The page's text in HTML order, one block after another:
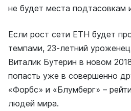
не будет места подтасовкам
Если рост сети ETH будет
темпами, 23-летний
Виталик Бутерин в новом
попасть уже в совершенно
«Форбс» и «Блумберг» –
людей мира.